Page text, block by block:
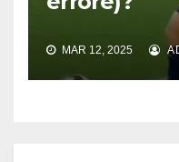
MAR 12, 2025